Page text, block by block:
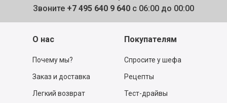
Звоните +7 495 640 9 640 с 06:00 до 00:00
О нас
Почему мы?
Заказ и доставка
Легкий возврат
Покупателям
Спросите у шефа
Рецепты
Тест-драйвы